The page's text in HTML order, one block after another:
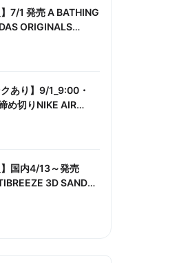
】7/1 発売 A BATHING
ORIGINALS
“30TH
クあり】9/1_9:00・
め切りNIKE AIR
RETRO COLOR
】国内4/13～発売
3D SANDAL
販売/定価/店舗ま